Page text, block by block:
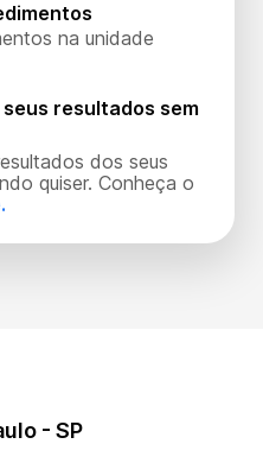
na unidade
resultados sem
dos seus
quiser. Conheça o
- SP